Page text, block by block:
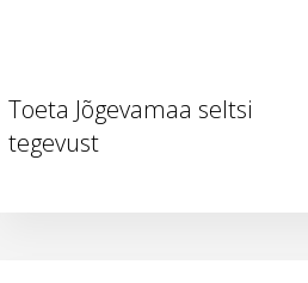
Toeta Jõgevamaa seltsi
tegevust